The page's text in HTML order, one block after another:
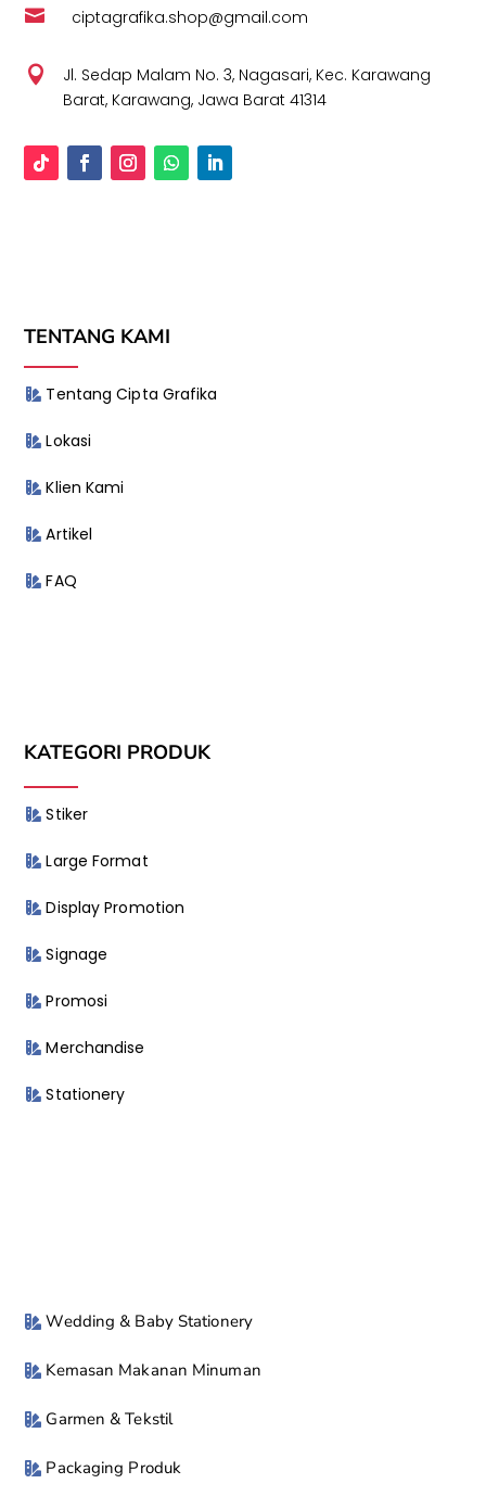
 ciptagrafika.shop@gmail.com

Jl. Sedap Malam No. 3, Nagasari, Kec. Karawang
Barat, Karawang, Jawa Barat 41314
TENTANG KAMI
Tentang Cipta Grafika
Lokasi
Klien Kami
Artikel
FAQ
KATEGORI PRODUK
Stiker
Large Format
Display Promotion
Signage
Promosi
Merchandise
Stationery
Wedding & Baby Stationery
Kemasan Makanan Minuman
Garmen & Tekstil
Packaging Produk